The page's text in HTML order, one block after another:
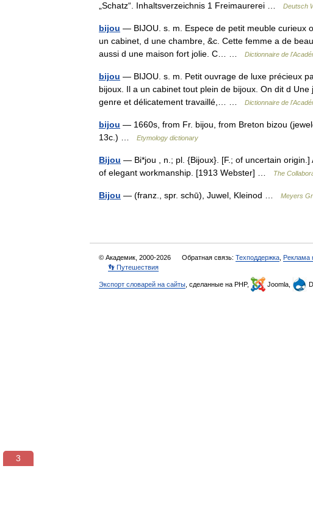
„Schatz“. Inhaltsverzeichnis 1 Freimaurerei …
Deutsch
bijou — BIJOU. s. m. Espece de petit meuble curieux
un cabinet, d une chambre, &c. Cette femme a de
aussi d une maison fort jolie. C… …
Dictionnaire de
bijou — BIJOU. s. m. Petit ouvrage de luxe précieux
bijoux. Il a un cabinet tout plein de bijoux. On dit d
genre et délicatement travaillé,… …
Dictionnaire de
bijou — 1660s, from Fr. bijou, from Breton bizou
13c.) …
Etymology dictionary
Bijou — Bi*jou , n.; pl. {Bijoux}. [F.; of uncertain
of elegant workmanship. [1913 Webster] …
The
Bijou — (franz., spr. schū), Juwel, Kleinod … Meyers
© Академик, 2000-2026 Обратная связь: Техподдержка Реклама
👣 Путешествия
Экспорт словарей на сайты , сделанные на PHP, Joomla,
3